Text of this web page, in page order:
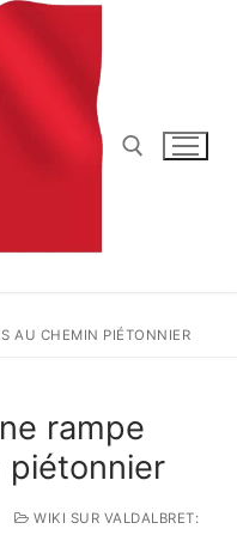
AU CHEMIN PIÉTONNIER
rampe
piétonnier
WIKI SUR VALDALBRET: